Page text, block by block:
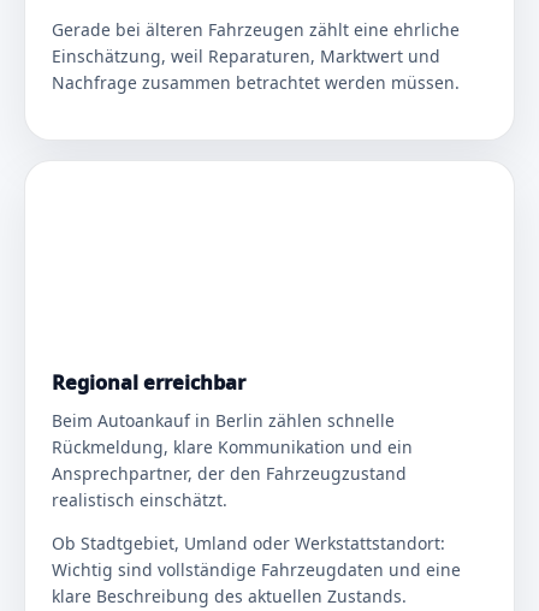
Gerade bei älteren Fahrzeugen zählt eine ehrliche
Einschätzung, weil Reparaturen, Marktwert und
Nachfrage zusammen betrachtet werden müssen.
Regional erreichbar
Beim Autoankauf in Berlin zählen schnelle
Rückmeldung, klare Kommunikation und ein
Ansprechpartner, der den Fahrzeugzustand
realistisch einschätzt.
Ob Stadtgebiet, Umland oder Werkstattstandort:
Wichtig sind vollständige Fahrzeugdaten und eine
klare Beschreibung des aktuellen Zustands.